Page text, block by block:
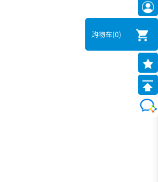
购物车(0)